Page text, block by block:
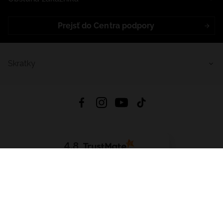
Prejsť do Centra podpory
4.8